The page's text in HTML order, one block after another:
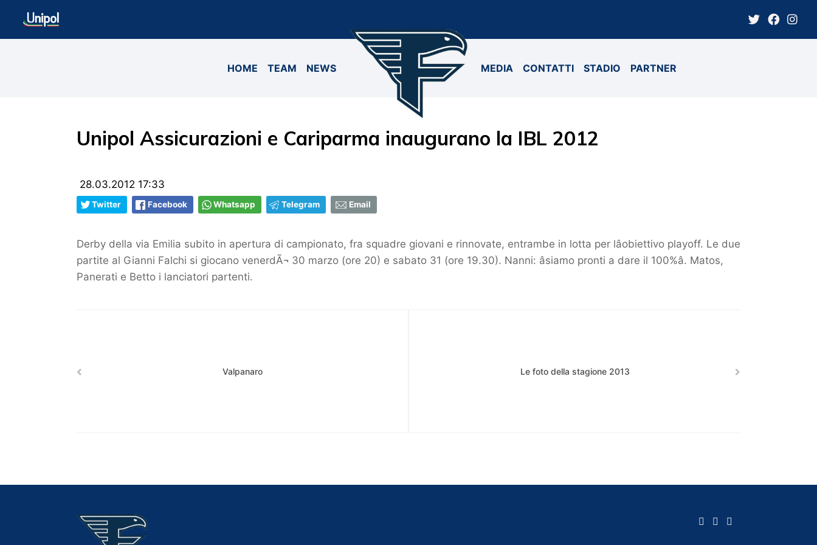
HOME TEAM NEWS MEDIA CONTATTI STADIO PARTNER
Unipol Assicurazioni e Cariparma inaugurano la IBL 2012
28.03.2012 17:33
Twitter Facebook Whatsapp Telegram Email
Derby della via Emilia subito in apertura di campionato, fra squadre giovani e rinnovate, entrambe in lotta per lâobiettivo playoff. Le due
partite al Gianni Falchi si giocano venerdÃ¬ 30 marzo (ore 20) e sabato 31 (ore 19.30). Nanni: âsiamo pronti a dare il 100%â. Matos,
Panerati e Betto i lanciatori partenti.
Valpanaro Le foto della stagione 2013